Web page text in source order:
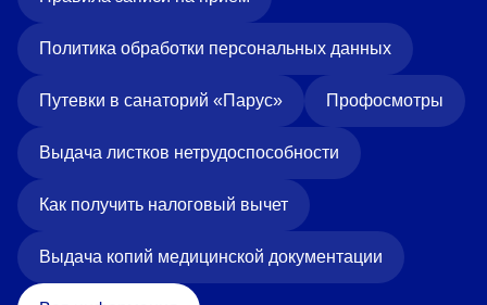
Политика обработки персональных данных
Путевки в санаторий «Парус» Профосмотры
Выдача листков нетрудоспособности
Как получить налоговый вычет
Выдача копий медицинской документации